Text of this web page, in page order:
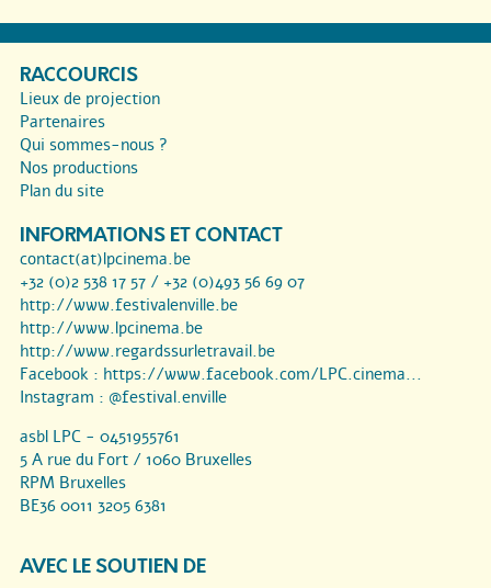
RACCOURCIS
Lieux de projection
Partenaires
Qui sommes-nous ?
Nos productions
Plan du site
INFORMATIONS ET CONTACT
contact(at)lpcinema.be
+32 (0)2 538 17 57 / +32 (0)493 56 69 07
http://www.festivalenville.be
http://www.lpcinema.be
http://www.regardssurletravail.be
Facebook : https://www.facebook.com/LPC.cinema...
Instagram : @festival.enville
asbl LPC - 0451955761
5 A rue du Fort / 1060 Bruxelles
RPM Bruxelles
BE36 0011 3205 6381
AVEC LE SOUTIEN DE